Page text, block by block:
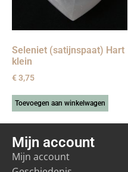
Seleniet (satijnspaat) Hart
klein
€3,75
Toevoegen aan winkelwagen
Mijn account
Mijn account